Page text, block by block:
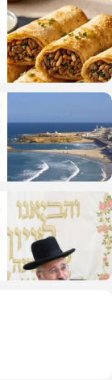
מתכונים
בעולם